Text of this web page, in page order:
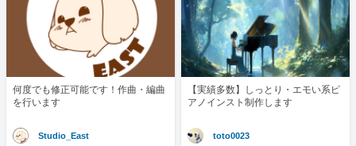
何度でも修正可能です！作曲・編曲
を行います
Studio_East
【実績多数】しっとり・エモい系ピ
アノインスト制作します
toto0023